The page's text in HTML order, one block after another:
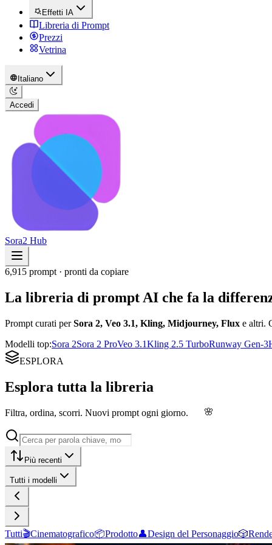
🌸
Effetti IA
Libreria di Prompt
Prezzi
Vetrina
Italiano
Accedi
Sora2 Hub
6,915 prompt · pronti da copiare
La libreria di prompt AI che fa la
Prompt curati perSora 2, Veo 3.1, Kling, Midjourney, Flux e altri.
Modelli top:Sora 2Sora 2 ProVeo 3.1Kling 2.5 TurboRunway Gen-3
ESPLORA
Esplora tutta la libreria
Filtra, ordina, scorri. Nuovi prompt ogni giorno.
Più recenti
Tutti i modelli
Tutti🎬Cinematografico📦Prodotto👤Design del Personaggio🎲